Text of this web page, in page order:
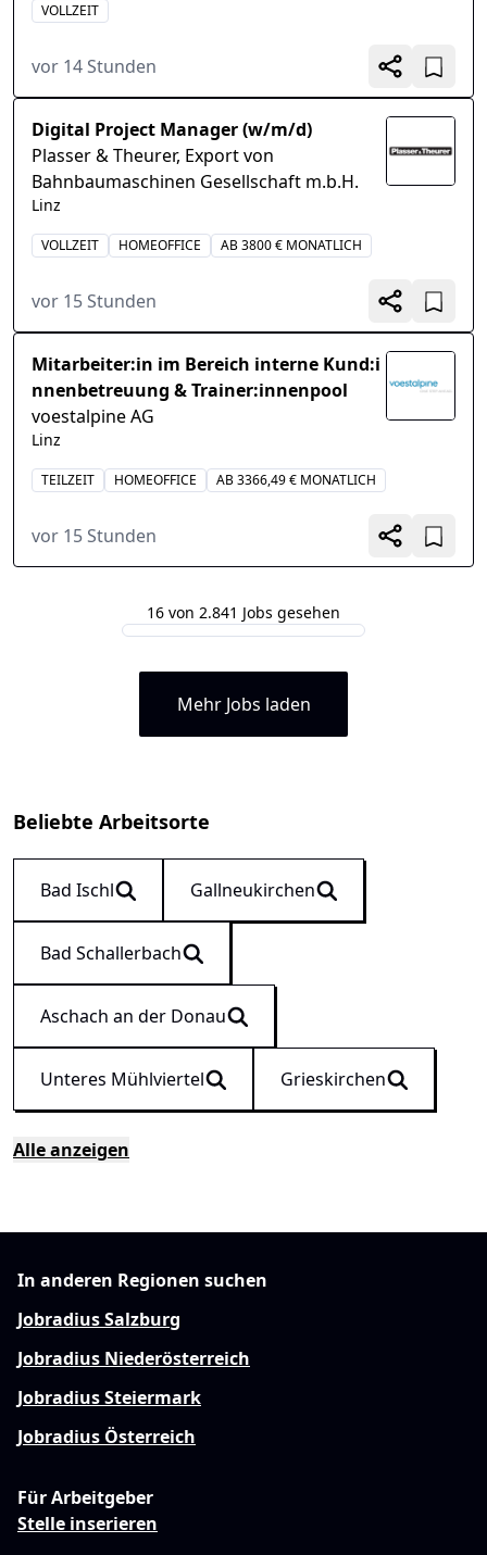
VOLLZEIT
vor 14 Stunden
Digital Project Manager (w/m/d)
Plasser & Theurer, Export von
Bahnbaumaschinen Gesellschaft m.b.H.
Linz
VOLLZEIT HOMEOFFICE AB 3800 € MONATLICH
vor 15 Stunden
Mitarbeiter:in im Bereich interne Kund:i
nnenbetreuung & Trainer:innenpool
voestalpine AG
Linz
TEILZEIT HOMEOFFICE AB 3366,49 € MONATLICH
vor 15 Stunden
16 von 2.841 Jobs gesehen
Mehr Jobs laden
Beliebte Arbeitsorte
Bad Ischl Gallneukirchen
Bad Schallerbach
Aschach an der Donau
Unteres Mühlviertel Grieskirchen
Alle anzeigen
In anderen Regionen suchen
Jobradius Salzburg
Jobradius Niederösterreich
Jobradius Steiermark
Jobradius Österreich
Für Arbeitgeber
Stelle inserieren